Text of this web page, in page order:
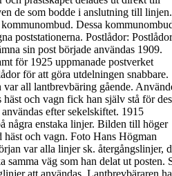
de som bodde i anslutning till linjen.
kommunombud. Dessa
poststationerna. Postlådor: Postlådor
sin post började användas 1909.
för 1925 uppmanade postverket
för att göra utdelningen snabbare.
var all lantbrevbäring gående.
häst och vagn fick han själv stå för
användas efter sekelskiftet. 1915
några enstaka linjer. Bilden till höger
häst och vagn. Foto Hans Högman
var alla linjer sk. återgångslinjer,
samma väg som han delat ut posten.
att användas. Lantbrevbäraren